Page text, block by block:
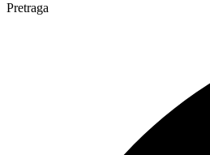
Pretraga